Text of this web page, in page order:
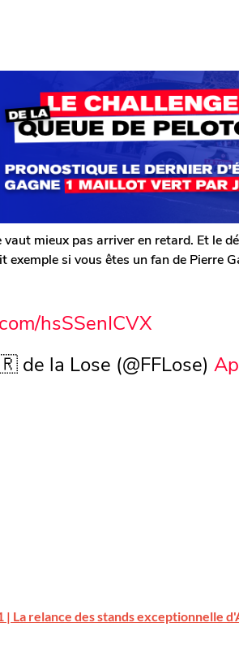
vaut mieux pas arriver en retard. Et le
exemple si vous êtes un fan de Pierre
hsSSenICVX
la Lose (@FFLose)
| La relance des stands exceptionnelle